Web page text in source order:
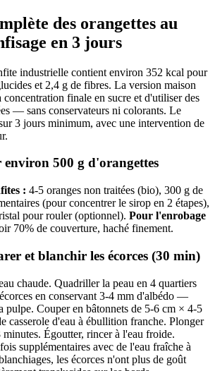
des orangettes au
en 3 jours
industrielle contient environ 352 kcal pour
et 2,4 g de fibres. La version maison
finale en sucre et d'utiliser des
— sans conservateurs ni colorants. Le
3 jours minimum, avec une intervention de
500 g d'orangettes
: 4-5 oranges non traitées (bio), 300 g de
(pour concentrer le sirop en 2 étapes),
pour rouler (optionnel). Pour l'enrobage
70% de couverture, haché finement.
et blanchir les écorces (30 min)
chaude. Quadriller la peau en 4 quartiers
en conservant 3-4 mm d'albédo —
pulpe. Couper en bâtonnets de 5-6 cm × 4-5
casserole d'eau à ébullition franche. Plonger
Égoutter, rincer à l'eau froide.
supplémentaires avec de l'eau fraîche à
les écorces n'ont plus de goût